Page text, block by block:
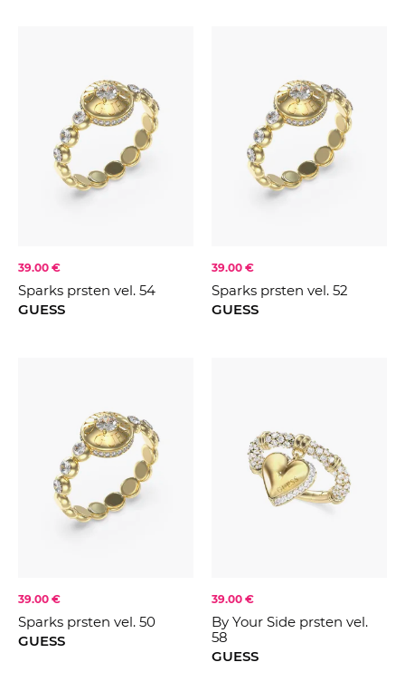
39.00 €
Sparks prsten vel. 54
GUESS
39.00 €
Sparks prsten vel. 52
GUESS
39.00 €
Sparks prsten vel. 50
GUESS
39.00 €
By Your Side prsten vel.
58
GUESS